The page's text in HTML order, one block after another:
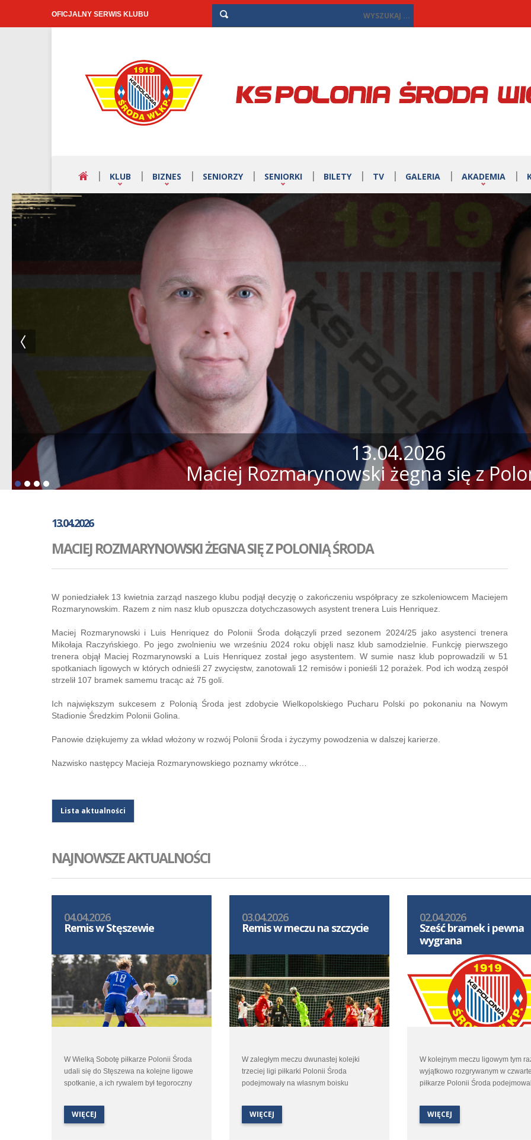
OFICJALNY SERWIS KLUBU
KLUB BIZNES SENIORZY SENIORKI BILETY TV GALERIA AKADEMIA
13.04.2026
Maciej Rozmarynowski żegna się z
13.04.2026
MACIEJ ROZMARYNOWSKI ŻEGNA SIĘ Z POLONIĄ ŚRODA
W poniedziałek 13 kwietnia zarząd naszego klubu podjął decyzję o zakończeniu współpracy ze szkoleniowcem Maciejem
Rozmarynowskim. Razem z nim nasz klub opuszcza dotychczasowych asystent trenera Luis Henriquez.
Maciej Rozmarynowski i Luis Henriquez do Polonii Środa dołączyli przed sezonem 2024/25 jako asystenci trenera
Mikołaja Raczyńskiego. Po jego zwolnieniu we wrześniu 2024 roku objęli nasz klub samodzielnie. Funkcję pierwszego
trenera objął Maciej Rozmarynowski a Luis Henriquez został jego asystentem. W sumie nasz klub poprowadzili w 51
spotkaniach ligowych w których odnieśli 27 zwycięstw, zanotowali 12 remisów i ponieśli 12 porażek. Pod ich wodzą zespół
strzelił 107 bramek samemu tracąc aż 75 goli.
Ich największym sukcesem z Polonią Środa jest zdobycie Wielkopolskiego Pucharu Polski po pokonaniu na Nowym
Stadionie Średzkim Polonii Golina.
Panowie dziękujemy za wkład włożony w rozwój Polonii Środa i życzymy powodzenia w dalszej karierze.
Nazwisko następcy Macieja Rozmarynowskiego poznamy wkrótce…
Lista aktualności
NAJNOWSZE AKTUALNOŚCI
04.04.2026
Remis w Stęszewie
W Wielką Sobotę piłkarze Polonii Środa
udali się do Stęszewa na kolejne ligowe
spotkanie, a ich rywalem był tegoroczny
spotkanie obu zespołów dostarczyło
kibicom sporo emocji i na ponownie
WIĘCEJ
03.04.2026
Remis w meczu na szczycie
W zaległym meczu dwunastej kolejki
trzeciej ligi piłkarki Polonii Środa
podejmowały na własnym boisku
W kontekście walki o czołowe ligowe
lokaty było to spotkanie dla polonistek
WIĘCEJ
02.04.2026
Sześć bramek i pewna
wygrana
W kolejnym meczu ligowym tym
wyjątkowo rozgrywanym w
piłkarze Polonii Środa
WIĘCEJ